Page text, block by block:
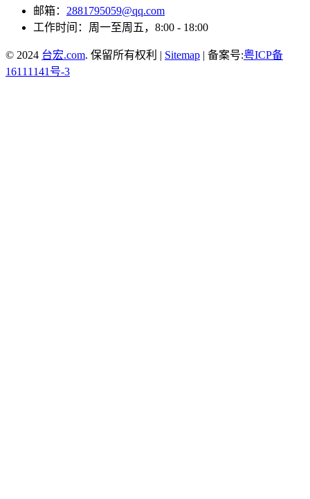
邮箱： 2881795059@qq.com
工作时间：周一至周五，8:00 - 18:00
© 2024 台宏.com. 保留所有权利 | Sitemap | 备案号:粤ICP备
16111141号-3